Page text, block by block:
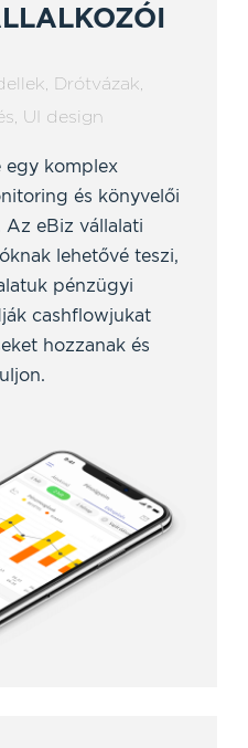
, Drótvázak,
, UI design
egy komplex
és könyvelői
eBiz vállalati
lehetővé teszi,
pénzügyi
cashflowjukat
hozzanak és